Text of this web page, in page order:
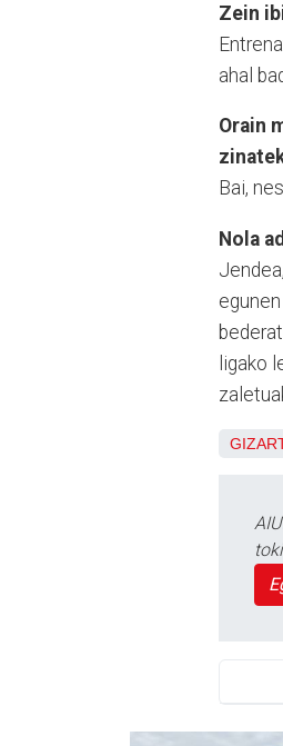
Zein
ahal
Orain
Bai,
Nola
ligako